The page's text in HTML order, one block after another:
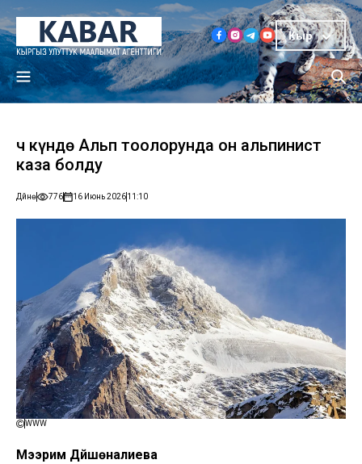
Кыр
Үч күндө Альп тоолорунда он альпинист
каза болду
Дүйнө 776 16 Июнь 202611:10
WWW
Мээрим Дүйшөналиева